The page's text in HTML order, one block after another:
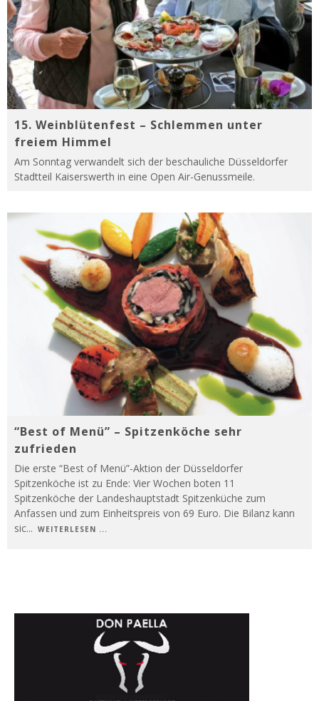
15. Weinblütenfest – Schlemmen unter
freiem Himmel
Am Sonntag verwandelt sich der beschauliche Düsseldorfer
Stadtteil Kaiserswerth in eine Open Air-Genussmeile.
“Best of Menü” – Spitzenköche sehr
zufrieden
Die erste “Best of Menü”-Aktion der Düsseldorfer
Spitzenköche ist zu Ende: Vier Wochen boten 11
Spitzenköche der Landeshauptstadt Spitzenküche zum
Anfassen und zum Einheitspreis von 69 Euro. Die Bilanz kann
sic... WEITERLESEN ...